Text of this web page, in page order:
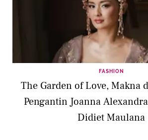
FASHION
The Garden of Love, Makna
Pengantin Joanna
Didiet Maulana